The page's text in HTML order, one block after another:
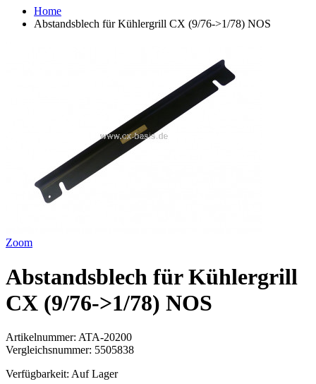
Home
Abstandsblech für Kühlergrill CX (9/76->1/78) NOS
Zoom
Abstandsblech für Kühlergrill
CX (9/76->1/78) NOS
Artikelnummer: ATA-20200
Vergleichsnummer: 5505838
Verfügbarkeit: Auf Lager